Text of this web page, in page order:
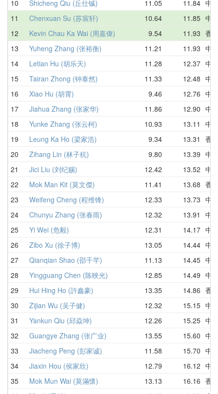
10 Shicheng Qiu (丘仕铖) 11.05 11.84 中
11
Chenxuan Su (苏宸轩) 10.64 11.85 中
12
Kevin Chau Ka Wai (周嘉偉) 9.54 11.93 香
13
Yuheng Zhang (张裕衡) 11.21 11.93 中
14
Letian Hu (胡乐天) 11.28 12.37 中
15
Tairan Zhong (钟泰然) 11.33 12.48 中
16
Xiao Hu (胡霄) 9.46 12.76 中
17
Jiahua Zhang (张家华) 11.86 12.90 中
18
Yunke Zhang (张云柯) 10.93 13.11
中
19
Leung Ka Ho (梁家浩) 9.34 13.31
香
20
Zihang Lin (林子杭) 9.80 13.39 中
21
Jici Liu (刘纪赐) 12.42 13.52 中
22
Mok Man Kit (莫文傑) 11.41 13.68 香
23
Weifeng Cheng (程维锋) 12.33 13.73 中
24
Chunyu Zhang (张春雨) 12.32 13.91
中
25
Yi Wei (危毅) 12.31 14.17 中
26
Zibo Xu (徐子博) 13.05 14.44 中
27
Qianqian Shao (邵千芊) 11.13 14.45 中
28
Yingguang Chen (陈映光) 12.85 14.49 中
29
Hui Hing Ho (許鑫豪) 13.35 14.86 香
30
Zijian Wu (吴子健) 12.32 15.15 中
31
Yankun Qiu (邱焱坤) 12.26 15.25 中
32
Guangye Zhang (张广业) 13.55 15.60 中
33
Jiacheng Peng (彭家诚) 11.58 15.70 中
34
Jiaxin Hou (侯家欣) 12.79 16.12 中
35
Mok Mun Wai (莫滿懷) 13.13 16.16 香